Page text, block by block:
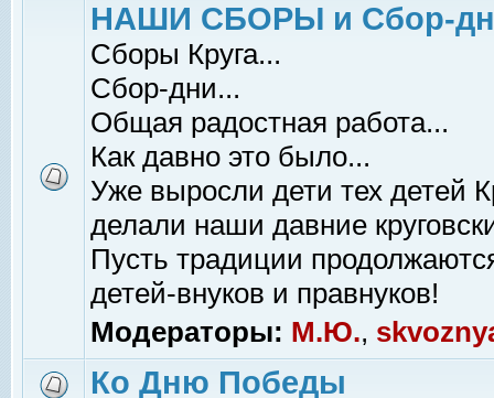
НАШИ СБОРЫ и Сбор-
Сборы Круга...
Сбор-дни...
Общая радостная работа...
Как давно это было...
Уже выросли дети тех детей
делали наши давние
Пусть традиции
детей-внуков и правнуков!
Модераторы: М.Ю.,
Ко Дню Победы